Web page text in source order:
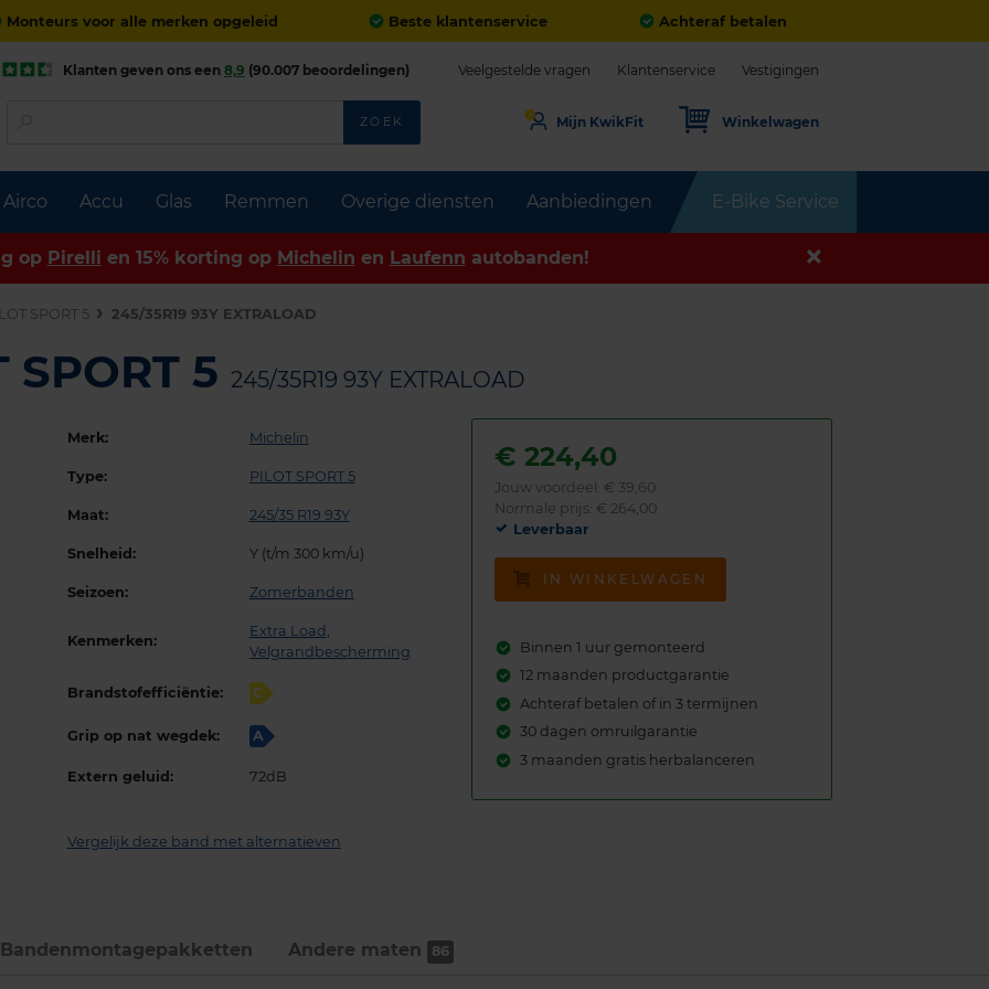
Monteurs voor alle merken opgeleid Beste klantenservice Achteraf betalen
Airco Accu Glas Remmen Overige diensten Aanbiedingen E-Bike Service
Klanten geven ons een 8,9 (90.007 beoordelingen) Veelgestelde vragen Klantenservice Vestigingen
ZOEK Mijn KwikFit Winkelwagen
op Pirelli en 15% korting op Michelin en Laufenn autobanden!
SPORT 5 245/35R19 93Y EXTRALOAD
5 245/35R19 93Y EXTRALOAD
Merk: Michelin
Type: PILOT SPORT 5
Maat: 245/35 R19 93Y
Snelheid: Y (t/m 300 km/u)
Seizoen: Zomerbanden
Kenmerken:
Extra Load ,
Velgrandbescherming
Brandstofefficiëntie: C
Grip op nat wegdek: A
Extern geluid: 72dB
Vergelijk deze band met alternatieven
€224,40
Jouw voordeel: € 39,60
Normale prijs: € 264,00
Leverbaar
IN WINKELWAGEN
Binnen 1 uur gemonteerd
12 maanden productgarantie
Achteraf betalen of in 3 termijnen
30 dagen omruilgarantie
3 maanden gratis herbalanceren
Bandenmontage­pakketten Andere maten 86